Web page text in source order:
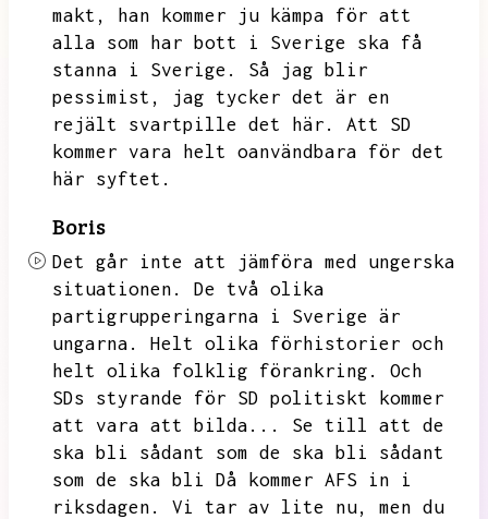
makt,
han kommer ju kämpa för att
alla som har bott i Sverige ska få
stanna i Sverige.
Så jag blir
pessimist,
jag tycker det är en
rejält svartpille det här.
Att SD
kommer vara helt oanvändbara för det
här syftet.
Boris
Det går inte att jämföra med ungerska
situationen.
De två olika
partigrupperingarna i Sverige är
ungarna.
Helt olika förhistorier och
helt olika folklig förankring.
Och
SDs styrande för SD politiskt kommer
att vara att bilda...
Se till att de
ska bli sådant som de ska bli sådant
som de ska bli Då kommer AFS in i
riksdagen.
Vi tar av lite nu,
men du